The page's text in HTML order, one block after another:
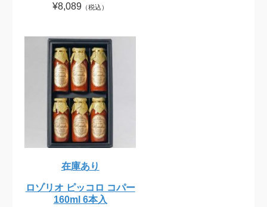
¥8,089 （税込）
在庫あり
ロゾリオ ピッコロ コパー
160ml 6本入